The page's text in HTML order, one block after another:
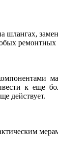
шлангах,
ремонтных
к еще
действует.